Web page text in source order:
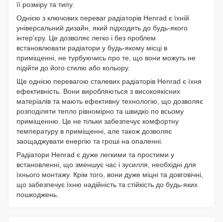
її розміру та типу.
Однією з ключових переваг радіаторів Henrad є їхній
універсальний дизайн, який підходить до будь-якого
інтер'єру. Це дозволяє легко і без проблем
встановлювати радіатори у будь-якому місці в
приміщенні, не турбуючись про те, що вони можуть не
підійти до його стилю або кольору.
Ще однією перевагою сталевих радіаторів Henrad є їхня
ефективність. Вони виробляються з високоякісних
матеріалів та мають ефективну технологію, що дозволяє
розподіляти тепло рівномірно та швидко по всьому
приміщенню. Це не тільки забезпечує комфортну
температуру в приміщенні, але також дозволяє
заощаджувати енергію та гроші на опаленні.
Радіатори Henrad є дуже легкими та простими у
встановленні, що зменшує час і зусилля, необхідні для
їхнього монтажу. Крім того, вони дуже міцні та довговічні,
що забезпечує їхню надійність та стійкість до будь-яких
пошкоджень.